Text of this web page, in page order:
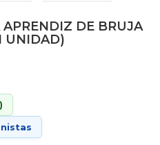
DE BRUJA
UNIDAD)